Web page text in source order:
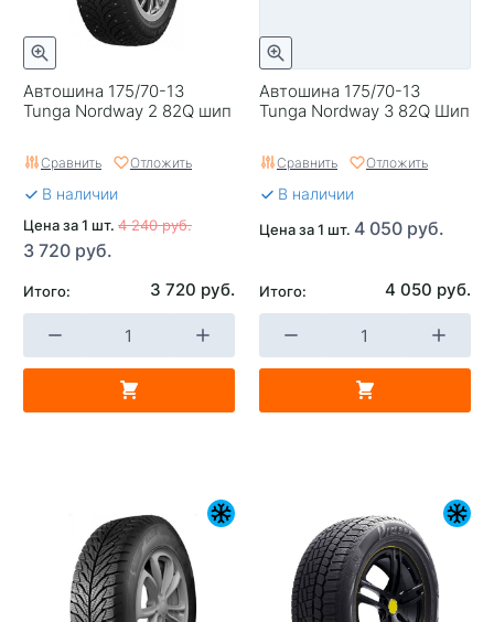
Автошина 175/70-13
Tunga Nordway 2 82Q шип
Сравнить Отложить
В наличии
Цена за 1 шт. 4 240 руб.
3 720 руб.
Итого: 3 720 руб.
Автошина 175/70-13
Tunga Nordway 3 82Q Шип
Сравнить Отложить
В наличии
Цена за 1 шт. 4 050 руб.
Итого: 4 050 руб.